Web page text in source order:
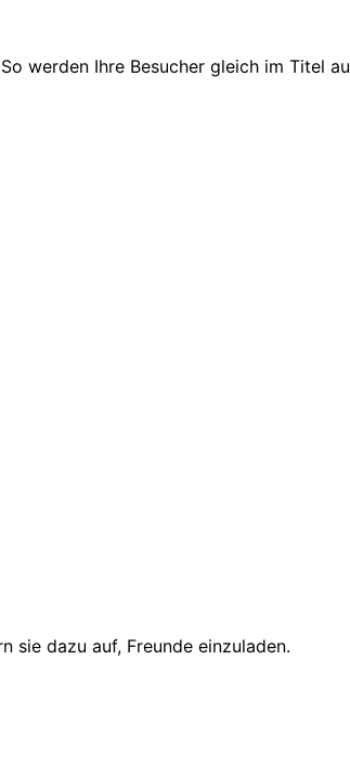
werden Ihre Besucher gleich im Titel
sie dazu auf, Freunde einzuladen.